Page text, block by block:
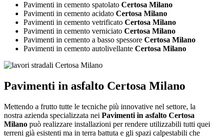
Pavimenti in cemento spatolato Certosa Milano
Pavimenti in cemento acidato Certosa Milano
Pavimenti in cemento vetrificato Certosa Milano
Pavimenti in cemento verniciato Certosa Milano
Pavimenti in cemento a basso spessore Certosa Milano
Pavimenti in cemento autolivellante Certosa Milano
Pavimenti in asfalto Certosa Milano
Mettendo a frutto tutte le tecniche più innovative nel settore, la
nostra azienda specializzata nei Pavimenti in asfalto Certosa
Milano può realizzare installazioni per rendere utilizzabili tutti quei
terreni già esistenti ma in terra battuta e gli spazi calpestabili che